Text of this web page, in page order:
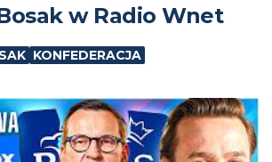
w Radio Wnet
KONFEDERACJA